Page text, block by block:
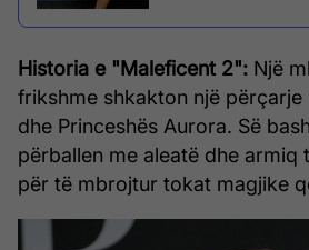
Historia e "Maleficent 2": Një
frikshme shkakton një përçarje
dhe Princeshës Aurora. Së
përballen me aleatë dhe armiq
për të mbrojtur tokat magjike